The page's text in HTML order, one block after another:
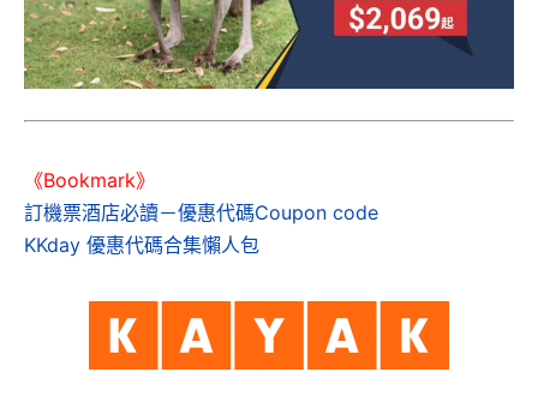
《Bookmark》
訂機票酒店必讀－優惠代碼Coupon code
KKday 優惠代碼合集懶人包